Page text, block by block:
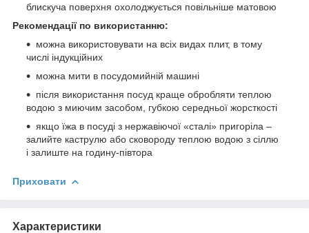
блискуча поверхня охолоджується повільніше матовою
Рекомендації по використанню:
можна використовувати на всіх видах плит, в тому
числі індукційних
можна мити в посудомийній машині
після використання посуд краще обробляти теплою
водою з миючим засобом, губкою середньої жорсткості
якщо їжа в посуді з нержавіючої «сталі» пригоріла –
залийте каструлю або сковороду теплою водою з сіллю
і залиште на годину-півтора
Приховати
Характеристики